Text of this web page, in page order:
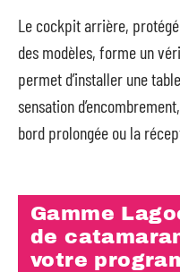
Le cockpit arrière,
des modèles, forme un
permet d’installer une
sensation
bord prolongée ou la
Gamme
de
votre